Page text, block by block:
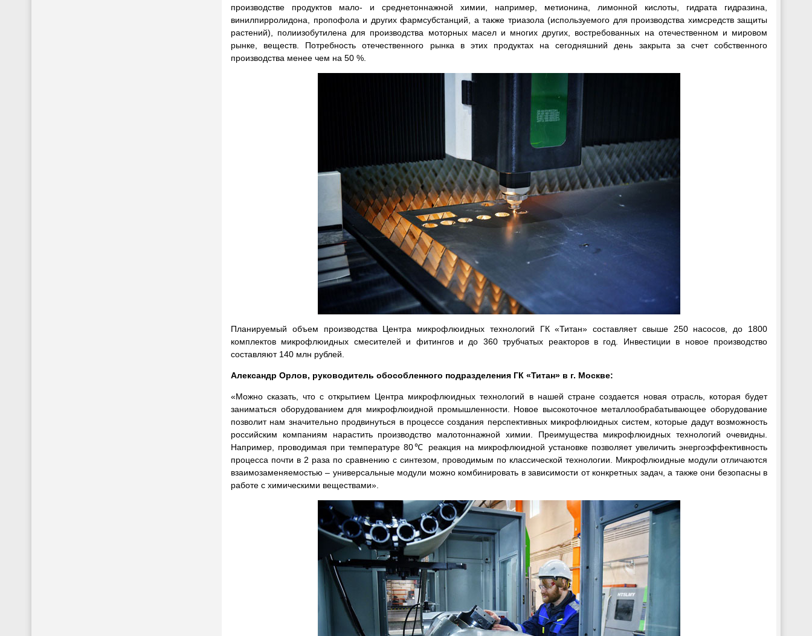
производстве продуктов мало- и среднетоннажной химии, например, метионина, лимонной кислоты, гидрата гидразина,
винилпирролидона, пропофола и других фармсубстанций, а также триазола (используемого для производства химсредств защиты
растений), полиизобутилена для производства моторных масел и многих других, востребованных на отечественном и мировом
рынке, веществ. Потребность отечественного рынка в этих продуктах на сегодняшний день закрыта за счет собственного
производства менее чем на 50 %.
Планируемый объем производства Центра микрофлюидных технологий ГК «Титан» составляет свыше 250 насосов, до 1800
комплектов микрофлюидных смесителей и фитингов и до 360 трубчатых реакторов в год. Инвестиции в новое производство
составляют 140 млн рублей.
Александр Орлов, руководитель обособленного подразделения ГК «Титан» в г. Москве:
«Можно сказать, что с открытием Центра микрофлюидных технологий в нашей стране создается новая отрасль, которая будет
заниматься оборудованием для микрофлюидной промышленности. Новое высокоточное металлообрабатывающее оборудование
позволит нам значительно продвинуться в процессе создания перспективных микрофлюидных систем, которые дадут возможность
российским компаниям нарастить производство малотоннажной химии. Преимущества микрофлюидных технологий очевидны.
Например, проводимая при температуре 80℃ реакция на микрофлюидной установке позволяет увеличить энергоэффективность
процесса почти в 2 раза по сравнению с синтезом, проводимым по классической технологии. Микрофлюидные модули отличаются
взаимозаменяемостью – универсальные модули можно комбинировать в зависимости от конкретных задач, а также они безопасны в
работе с химическими веществами».